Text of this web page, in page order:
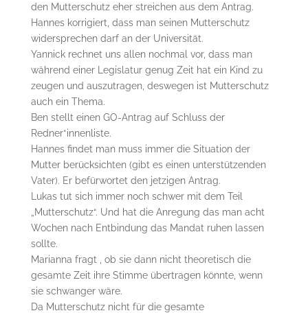
den Mutterschutz eher streichen aus dem Antrag.
Hannes korrigiert, dass man seinen Mutterschutz
widersprechen darf an der Universität.
Yannick rechnet uns allen nochmal vor, dass man
während einer Legislatur genug Zeit hat ein Kind zu
zeugen und auszutragen, deswegen ist Mutterschutz
auch ein Thema.
Ben stellt einen GO-Antrag auf Schluss der
Redner*innenliste.
Hannes findet man muss immer die Situation der
Mutter berücksichten (gibt es einen unterstützenden
Vater). Er befürwortet den jetzigen Antrag.
Lukas tut sich immer noch schwer mit dem Teil
„Mutterschutz“. Und hat die Anregung das man acht
Wochen nach Entbindung das Mandat ruhen lassen
sollte.
Marianna fragt , ob sie dann nicht theoretisch die
gesamte Zeit ihre Stimme übertragen könnte, wenn
sie schwanger wäre.
Da Mutterschutz nicht für die gesamte